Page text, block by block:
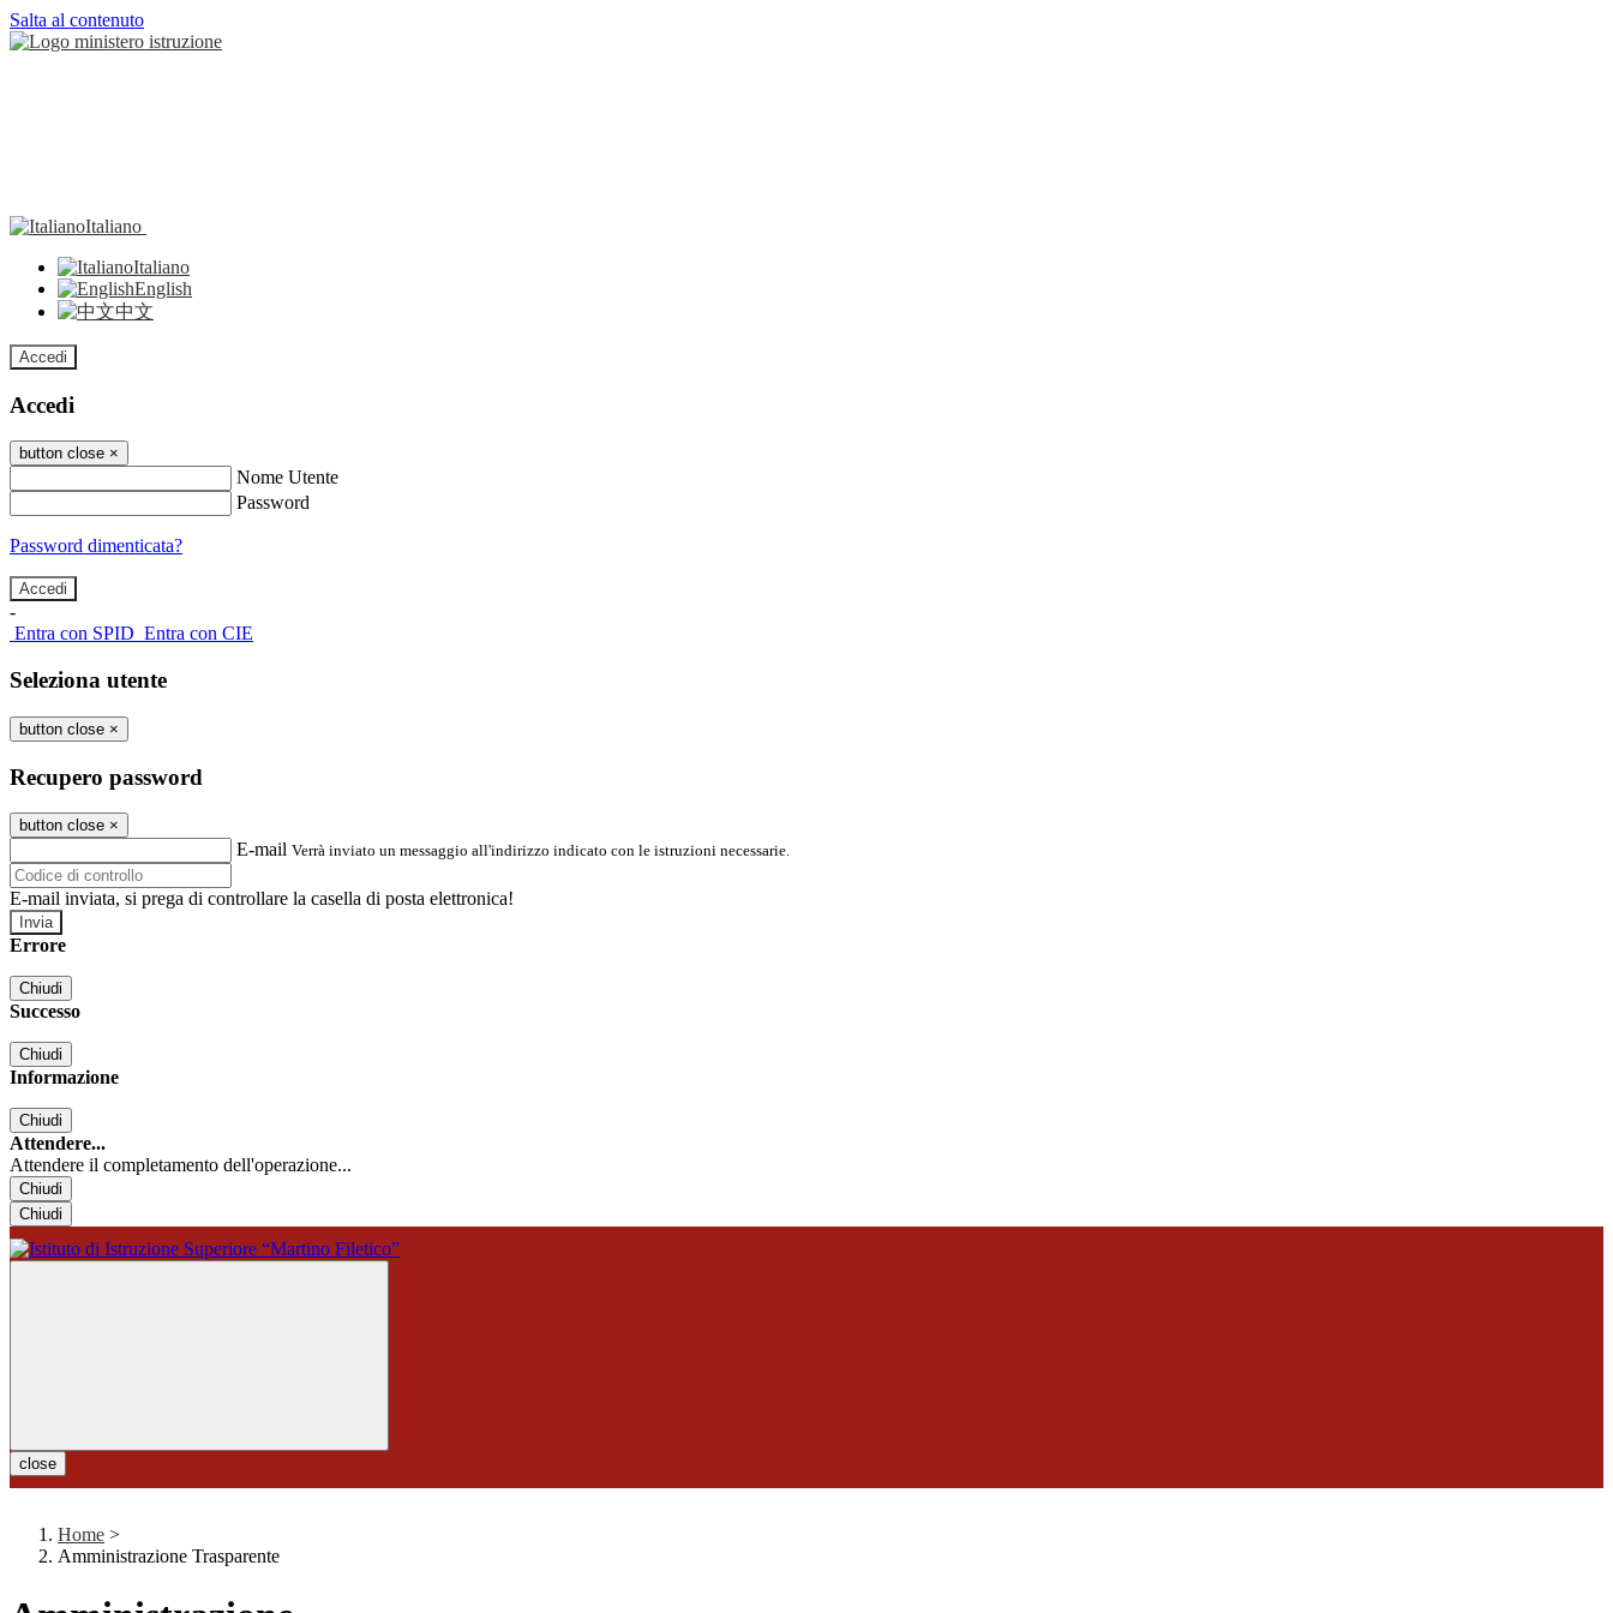
Salta al contenuto
Italiano
Italiano
English
中文
Accedi
Accedi
button close ×
Nome Utente
Password
Password dimenticata?
-
Entra con SPID Entra con CIE
Seleziona utente
button close ×
Recupero password
button close ×
E-mail Verrà inviato un messaggio all'indirizzo indicato con le istruzioni necessarie.
E-mail inviata, si prega di controllare la casella di posta elettronica!
Errore
Chiudi
Successo
Chiudi
Informazione
Chiudi
Attendere...
Attendere il completamento dell'operazione...
Chiudi
Chiudi
close
Home >
Amministrazione Trasparente